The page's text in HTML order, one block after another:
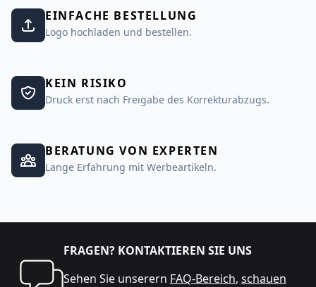
EINFACHE BESTELLUNG
Logo hochladen und bestellen.
KEIN RISIKO
Druck erst nach Freigabe des Korrekturabzugs.
BERATUNG VON EXPERTEN
Lange Erfahrung mit Werbeartikeln.
FRAGEN? KONTAKTIEREN SIE UNS
Sehen Sie unserern FAQ-Bereich, schauen